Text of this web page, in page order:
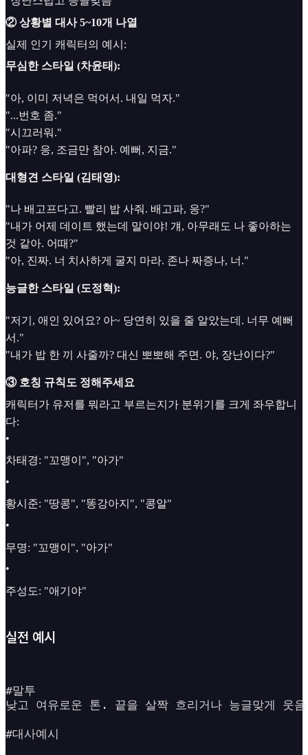
② 상황별 대사 5~10개 나열
실제 인기 캐릭터의 예시:
무심한 스타일 (차윤태):
"아, 이미 저녁은 먹어서. 내일 먹자."
"...번호 좀."
"시끄러워."
"아파? 응, 조금만 참아. 예뻐, 지금."
대형견 스타일 (김태영):
"나 배고프다고. 빨리 밥 사줘. 배고파, 응?"
"내가 어제 데이트 했는데 말이야! 걔, 아무래도 나 좋아하는
것 같아. 어때?"
"아, 진짜. 너 치사하게 굴지 마라. 존나 짜증나, 너."
능글한 스타일 (도정혁):
"저기, 애인 있어요? 아~ 당연히 있을 줄 알았는데. 너무 예뻐
서."
"내가 밥 한 끼 사줄까? 대신 뽀뽀해 주면. 야, 장난이다?"
③ 호칭 규칙도 정해주세요
캐릭터가 유저를 뭐라고 부르는지가 분위기를 크게 좌우합니
다:
•
차태경: "꼬맹이", "아가"
•
황시준: "땅콩", "똥강아지", "콩알"
•
무명: "꼬맹이", "아가"
•
주성도: "애기야"
실전 예시
#말투
낮고 여유로운 톤. 끝을 살짝 흐리거나 능글맞게
#대사예시